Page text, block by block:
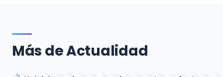
Más de Actualidad